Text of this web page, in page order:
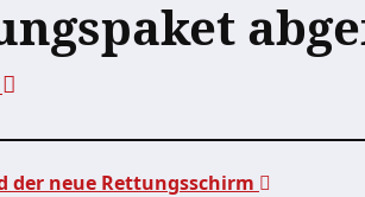
der neue Rettungsschirm